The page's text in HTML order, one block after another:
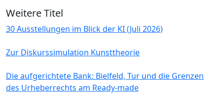
Weitere Titel
30 Ausstellungen im Blick der KI (Juli 2026)
Zur Diskurssimulation Kunsttheorie
Die aufgerichtete Bank: Bielfeld, Tur und die Grenzen
des Urheberrechts am Ready-made